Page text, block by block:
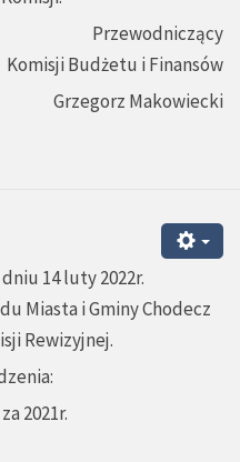
Przewodniczący
Komisji Budżetu i Finansów
Grzegorz Makowiecki
14 luty 2022r.
Miasta i Gminy Chodecz
Rewizyjnej.
2021r.